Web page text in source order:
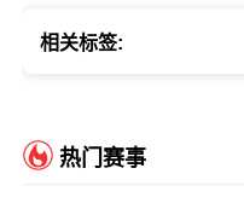
相关标签:
热门赛事